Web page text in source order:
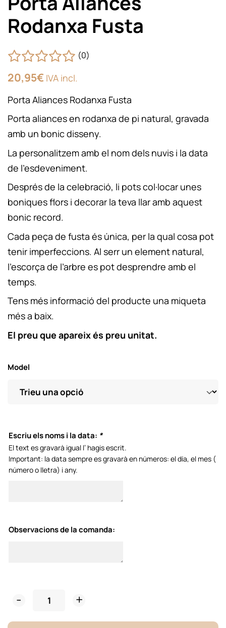
Rodanxa Fusta
(0)
20,95€IVA incl.
Porta Aliances Rodanxa Fusta
Porta aliances en rodanxa de pi natural, gravada
amb un bonic disseny.
La personalitzem amb el nom dels nuvis i la data
de l’esdeveniment.
Després de la celebració, li pots col·locar unes
boniques flors i decorar la teva llar amb aquest
bonic record.
Cada peça de fusta és única, per la qual cosa pot
tenir imperfeccions. Al serr un element natural,
l’escorça de l’arbre es pot desprendre amb el
temps.
Tens més informació del producte una miqueta
més a baix.
El preu que apareix és preu unitat.
Model
Escriu els noms i la data: *
El text es gravarà igual l’ hagis escrit.
Important: la data sempre es gravarà en números: el día, el mes (
número o lletra) i any.
Observacions de la comanda: